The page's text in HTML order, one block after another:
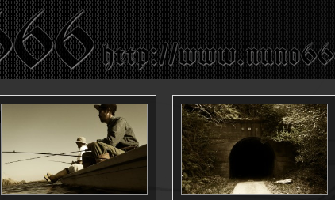
nuno666